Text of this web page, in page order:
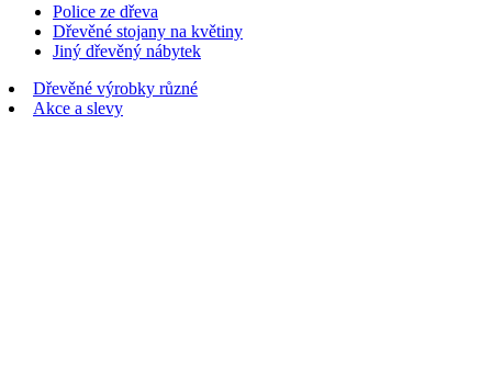
Police ze dřeva
Dřevěné stojany na květiny
Jiný dřevěný nábytek
Dřevěné výrobky různé
Akce a slevy